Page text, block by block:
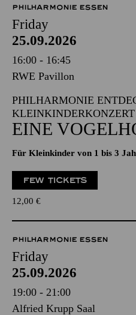
PHILHARMONIE ESSEN
Friday
25.09.2026
16:00 - 16:45
RWE Pavillon
PHILHARMONIE
KLEINKINDERKONZERT
EINE
Für Kleinkinder von 1 bis 3
FEW TICKETS
12,00 €
PHILHARMONIE ESSEN
Friday
25.09.2026
19:00 - 21:00
Alfried Krupp Saal